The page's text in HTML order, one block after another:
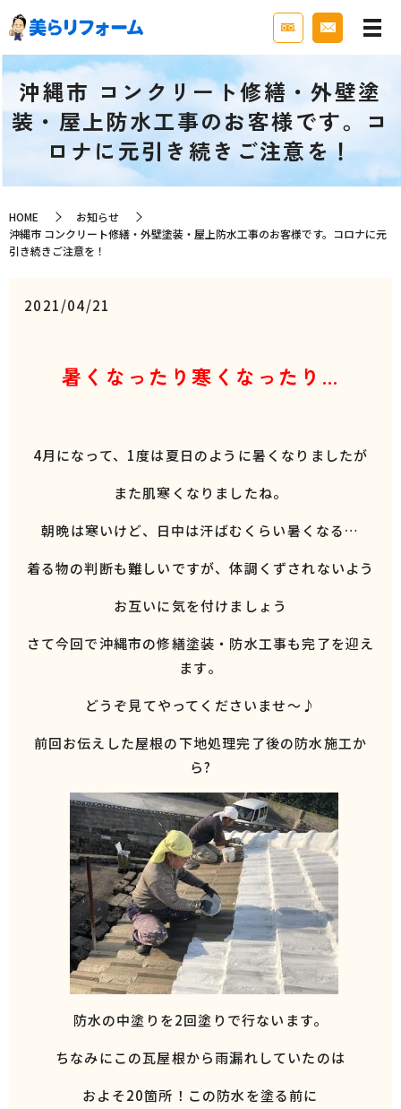
沖縄市 コンクリート修繕・外壁塗
装・屋上防水工事のお客様です。コ
ロナに元引き続きご注意を！
HOME
お知らせ
沖縄市 コンクリート修繕・外壁塗装・屋上防水工事のお客様です。コロナに元
引き続きご注意を！
2021/04/21
暑くなったり寒くなったり…
4月になって、1度は夏日のように暑くなりましたが
また肌寒くなりましたね。
朝晩は寒いけど、日中は汗ばむくらい暑くなる…
着る物の判断も難しいですが、体調くずされないよう
お互いに気を付けましょう
さて今回で沖縄市の修繕塗装・防水工事も完了を迎え
ます。
どうぞ見てやってくださいませ～♪
前回お伝えした屋根の下地処理完了後の防水施工か
ら?
防水の中塗りを2回塗りで行ないます。
ちなみにこの瓦屋根から雨漏れしていたのは
およそ20箇所！この防水を塗る前に